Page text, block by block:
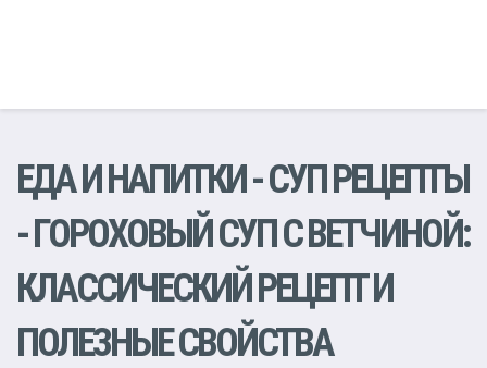
ЕДА И НАПИТКИ-СУП РЕЦЕПТЫ
- ГОРОХОВЫЙ СУП С ВЕТЧИНОЙ:
КЛАССИЧЕСКИЙ РЕЦЕПТ И
ПОЛЕЗНЫЕ СВОЙСТВА